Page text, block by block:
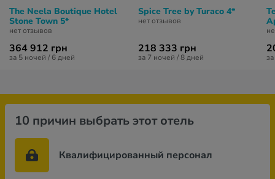
The Neela Boutique Hotel
Stone Town 5*
нет отзывов
364 912 грн
за 5 ночей / 6 дней
Spice Tree by Turaco 4*
нет отзывов
218 333 грн
за 7 ночей / 8 дней
10 причин выбрать этот отель
Квалифицированный персонал